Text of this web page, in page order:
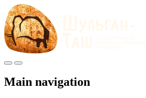
МенюИнфо
Main navigation